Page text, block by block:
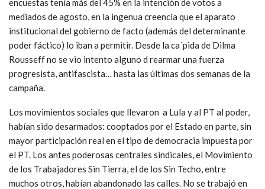
mediados de agosto, en la ingenua creencia que el aparato
institucional del gobierno de facto (además del determinante
poder fáctico) lo iban a permitir. Desde la ca´pida de Dilma
Rousseff no se vio intento alguno d rearmar una fuerza
progresista, antifascista… hasta las últimas dos semanas de la
campaña.
Los movimientos sociales que llevaron a Lula y al PT al poder,
habían sido desarmados: cooptados por el Estado en parte, sin
mayor participación real en el tipo de democracia impuesta por
el PT. Los antes poderosas centrales sindicales, el Movimiento
de los Trabajadores Sin Tierra, el de los Sin Techo, entre
muchos otros, habían abandonado las calles. No se trabajó en